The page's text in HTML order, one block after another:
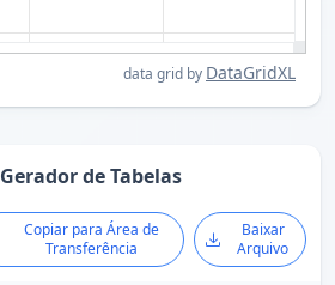
data grid by DataGridXL
Gerador de Tabelas
Copiar para Área de
Transferência
Baixar
Arquivo